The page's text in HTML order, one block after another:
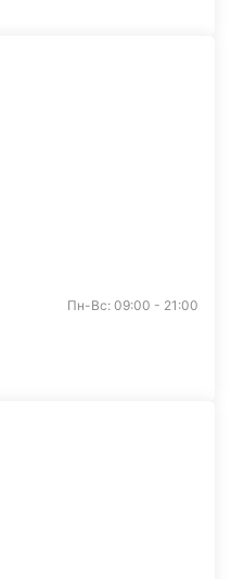
Пн-Вс: 09:00 - 21:00